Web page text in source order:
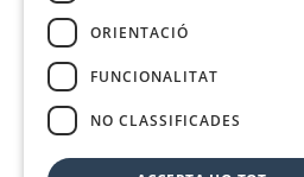
Amb el suport de
Mitjà de comunicació
ORIENTACIÓ
FUNCIONALITAT
NO CLASSIFICADES